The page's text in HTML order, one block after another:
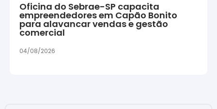
Oficina do Sebrae-SP capacita
empreendedores em Capão Bonito
para alavancar vendas e gestão
comercial
04/08/2026